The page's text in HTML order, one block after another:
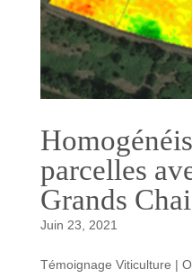
parcelles
Grands
Juin 23, 2021
Témoignage Viticulture |